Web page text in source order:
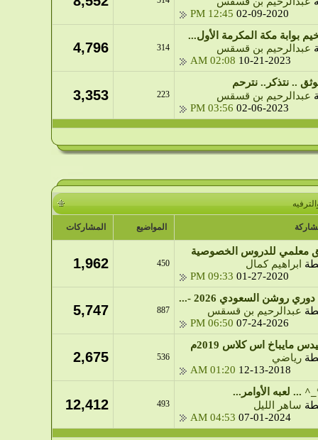
02-09-2020
12:45 PM
بوابة مكة المكرمة الأول...
عبدالرحيم بن قسقس
10-21-2023
02:08 AM
314
4,796
.. نتذكر.. نترحم
عبدالرحيم بن قسقس
02-06-2023
03:56 PM
223
3,353
المواضيع المشاركات
معلمي للدروس الخصوصية
ابراهيم كمال
01-27-2020
09:33 PM
450
1,962
روشن السعودي 2026 -...
عبدالرحيم بن قسقس
07-24-2026
06:50 PM
887
5,747
مايباخ اس كلاس 2019م
رياضي
12-13-2018
01:20 AM
536
2,675
... لعبه الأوامر...
ساهر الليل
07-01-2024
04:53 AM
493
12,412